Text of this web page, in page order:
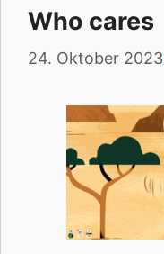
Who cares
24. Oktober 2023